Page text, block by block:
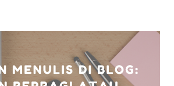
coba lakukan juga. Life Hack #1: Dry
Dry erase sheet yang aku maksud disini
untuk menulis : bisa papan tulis, atau